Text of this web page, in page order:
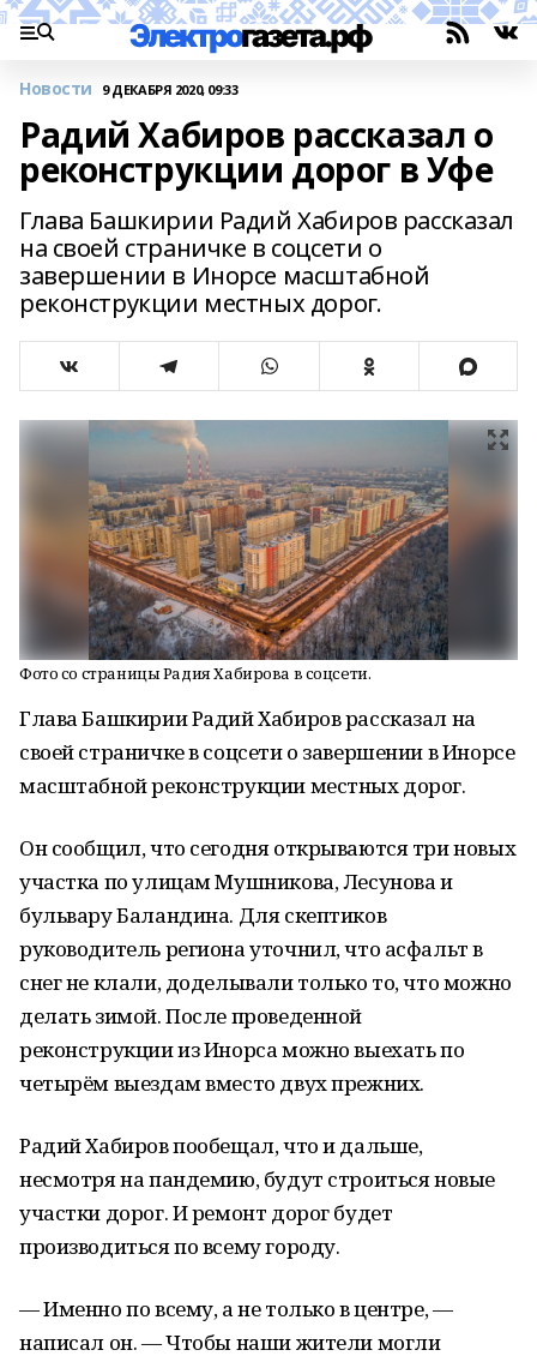
Новости 9 ДЕКАБРЯ 2020, 09:33
Радий Хабиров рассказал о
реконструкции дорог в Уфе
Глава Башкирии Радий Хабиров рассказал
на своей страничке в соцсети о
завершении в Инорсе масштабной
реконструкции местных дорог.
Фото со страницы Радия Хабирова в соцсети.
Глава Башкирии Радий Хабиров рассказал на
своей страничке в соцсети о завершении в Инорсе
масштабной реконструкции местных дорог.
Он сообщил, что сегодня открываются три новых
участка по улицам Мушникова, Лесунова и
бульвару Баландина. Для скептиков
руководитель региона уточнил, что асфальт в
снег не клали, доделывали только то, что можно
делать зимой. После проведенной
реконструкции из Инорса можно выехать по
четырём выездам вместо двух прежних.
Радий Хабиров пообещал, что и дальше,
несмотря на пандемию, будут строиться новые
участки дорог. И ремонт дорог будет
производиться по всему городу.
— Именно по всему, а не только в центре, —
написал он. — Чтобы наши жители могли